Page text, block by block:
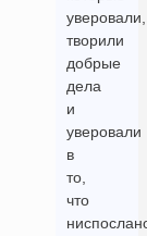
уверовали,
творили
добрые
дела
и
уверовали
в
то,
что